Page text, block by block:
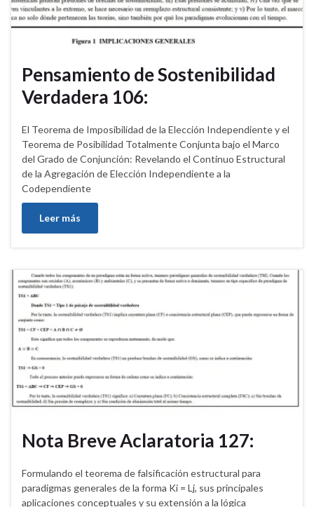
Pensamiento de Sostenibilidad
Verdadera 106:
El Teorema de Imposibilidad de la Elección Independiente y el
Teorema de Posibilidad Totalmente Conjunta bajo el Marco
del Grado de Conjunción: Revelando el Continuo Estructural
de la Agregación de Elección Independiente a la
Codependiente
Leer más
Nota Breve Aclaratoria 127:
Formulando el teorema de falsificación estructural para
paradigmas generales de la forma Ki = Lj, sus principales
aplicaciones conceptuales y su extensión a la lógica